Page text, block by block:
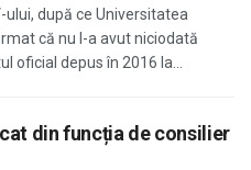
după ce Universitatea
că nu l-a avut niciodată
depus în 2016 la...
din funcția de consilier